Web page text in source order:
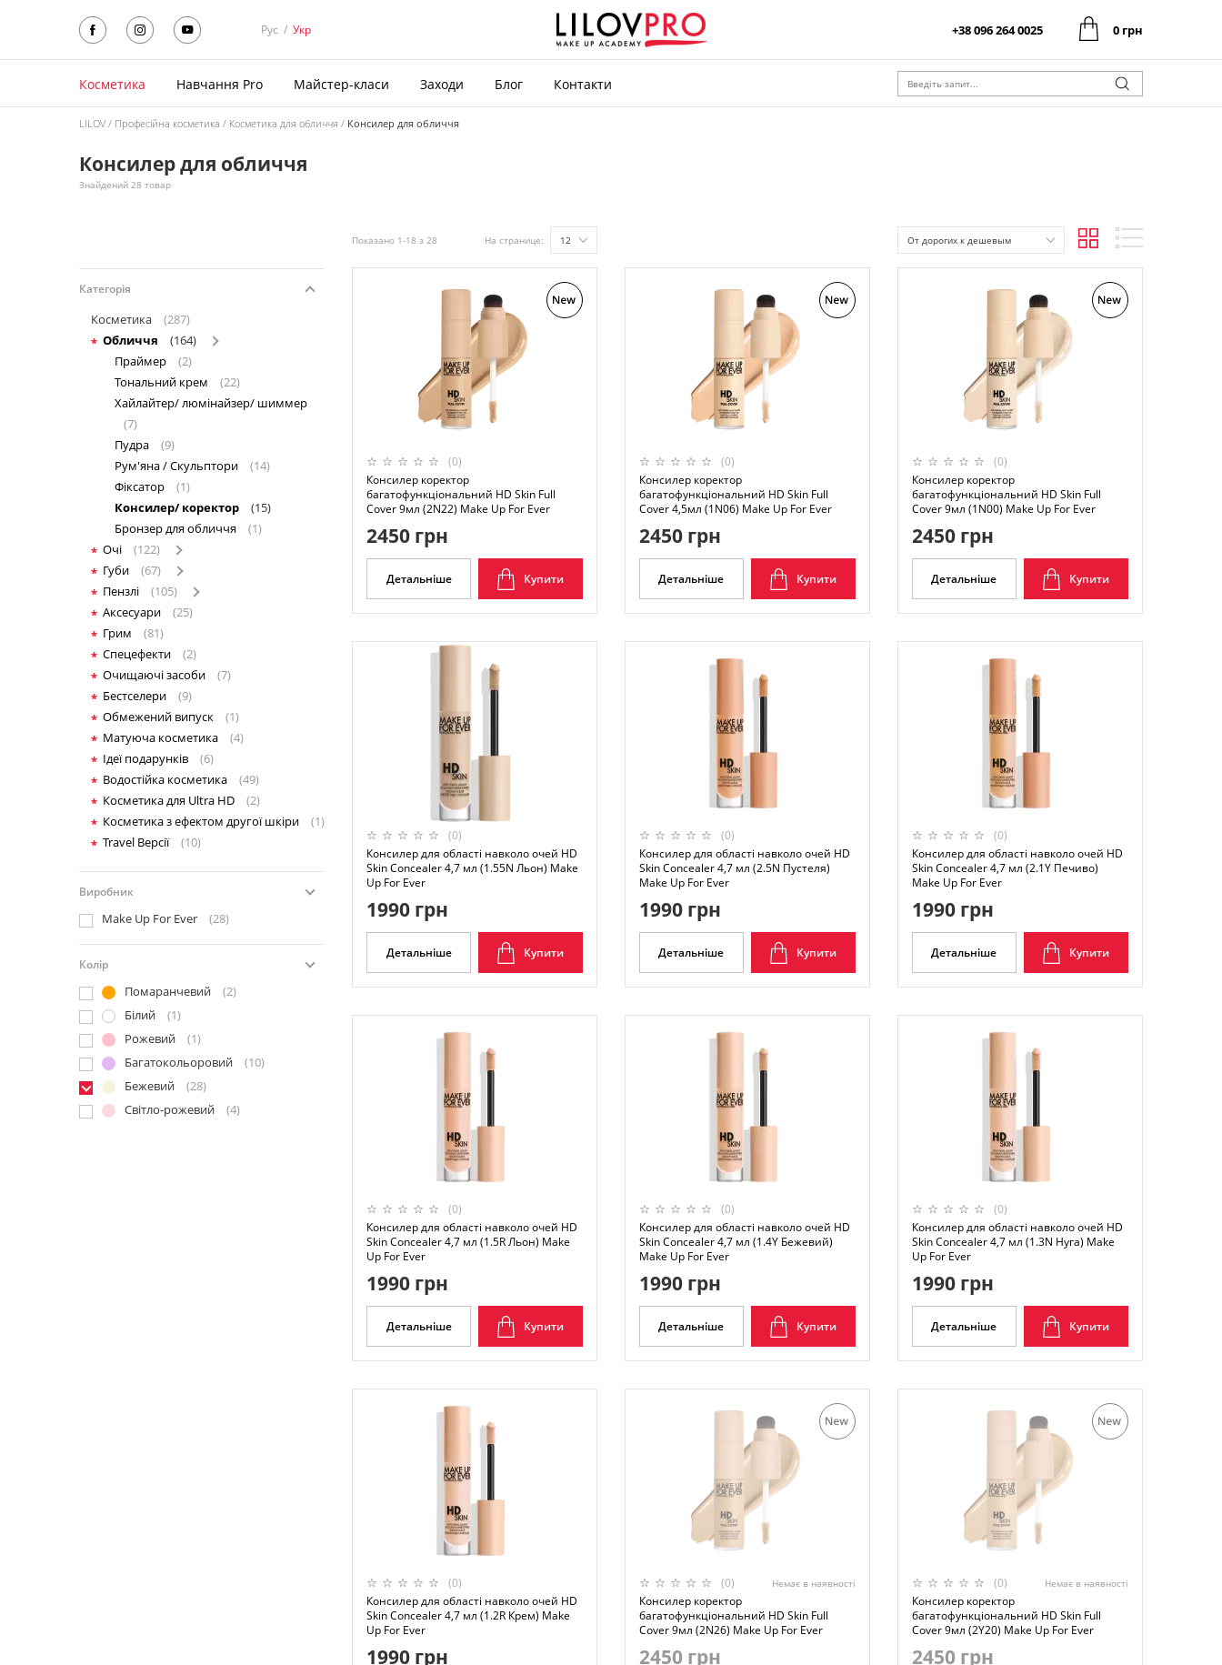
Рус / Укр +38 096 264 0025 0 грн
Косметика Навчання Pro Майстер-класи Заходи Блог Контакти
LILOV Професійна косметика Косметика для обличчя Консилер для обличчя
Консилер для обличчя
Знайдений 28 товар
Категорія
Косметика
(287)
Обличчя
(164)
Праймер
(2)
Тональний крем
(22)
Хайлайтер/ люмінайзер/ шиммер
(7)
Пудра
(9)
Рум'яна / Скульптори
(14)
Фіксатор
(1)
Консилер/ коректор
(15)
Бронзер для обличчя
(1)
Очі
(122)
Губи
(67)
Пензлі
(105)
Аксесуари
(25)
Грим
(81)
Спецефекти
(2)
Очищаючі засоби
(7)
Бестселери
(9)
Обмежений випуск
(1)
Матуюча косметика
(4)
Ідеї подарунків
(6)
Водостійка косметика
(49)
Косметика для Ultra HD
(2)
Косметика з ефектом другої шкіри
(1)
Travel Версії
(10)
Виробник
Make Up For Ever (28)
Колір
Помаранчевий
(2)
Білий
(1)
Рожевий
(1)
Багатокольоровий
(10)
Бежевий
(28)
Світло-рожевий
(4)
Показано 1-18 з 28 На странице: 12 От дорогих к дешевым
(0)
Консилер коректор
багатофункціональний HD Skin Full
Cover 9мл (2N22) Make Up For Ever
2450 грн
Детальніше Купити
(0)
Консилер коректор
багатофункціональний HD Skin Full
Cover 4,5мл (1N06) Make Up For Ever
2450 грн
Детальніше Купити
(0)
Консилер коректор
багатофункціональний HD Skin Full
Cover 9мл (1N00) Make Up For Ever
2450 грн
Детальніше Купити
(0)
Консилер для області навколо очей HD
Skin Concealer 4,7 мл (1.55N Льон) Make
Up For Ever
1990 грн
Детальніше Купити
(0)
Консилер для області навколо очей HD
Skin Concealer 4,7 мл (2.5N Пустеля)
Make Up For Ever
1990 грн
Детальніше Купити
(0)
Консилер для області навколо очей HD
Skin Concealer 4,7 мл (2.1Y Печиво)
Make Up For Ever
1990 грн
Детальніше Купити
(0)
Консилер для області навколо очей HD
Skin Concealer 4,7 мл (1.5R Льон) Make
Up For Ever
1990 грн
Детальніше Купити
(0)
Консилер для області навколо очей HD
Skin Concealer 4,7 мл (1.4Y Бежевий)
Make Up For Ever
1990 грн
Детальніше Купити
(0)
Консилер для області навколо очей HD
Skin Concealer 4,7 мл (1.3N Нуга) Make
Up For Ever
1990 грн
Детальніше Купити
(0)
Консилер для області навколо очей HD
Skin Concealer 4,7 мл (1.2R Крем) Make
Up For Ever
1990 грн
(0) Немає в наявності
Консилер коректор
багатофункціональний HD Skin Full
Cover 9мл (2N26) Make Up For Ever
2450 грн
(0) Немає в наявності
Консилер коректор
багатофункціональний HD Skin Full
Cover 9мл (2Y20) Make Up For Ever
2450 грн